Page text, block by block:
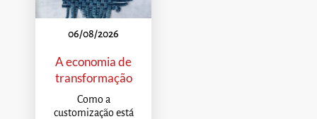
06/08/2026
A economia de
transformação
Como a
customização está